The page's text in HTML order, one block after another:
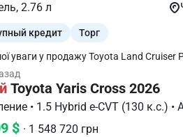
2.76 л
кредит Торг
у продажу Toyota Land Cruiser Prado 2025
і сплаченим пенсійним фондом та
встановлено
клімат-контроль; -
регулювання сидіння водія; -
кермо з підігрівом; - Камера 360; -
дощу; - Датчик сліпих зон; -
Toyota Yaris Cross 2026
I
$ · 1 548 720 грн